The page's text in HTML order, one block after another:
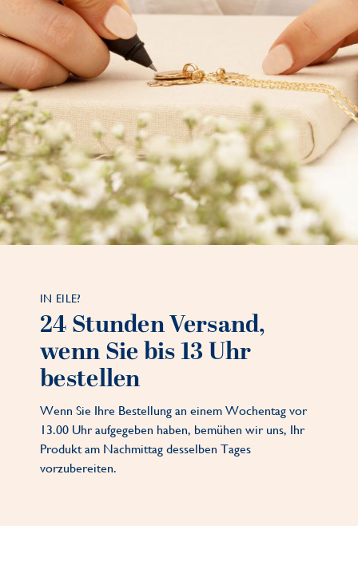
IN EILE?
24 Stunden Versand,
wenn Sie bis 13 Uhr
bestellen
Wenn Sie Ihre Bestellung an einem Wochentag vor
13.00 Uhr aufgegeben haben, bemühen wir uns, Ihr
Produkt am Nachmittag desselben Tages
vorzubereiten.